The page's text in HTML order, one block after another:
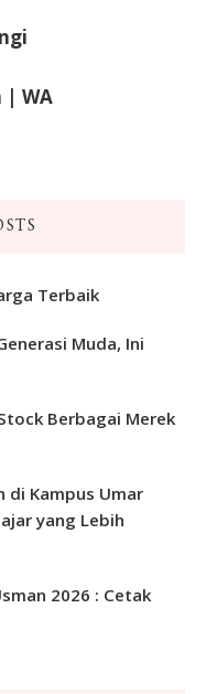
| WA
Terbaik
Muda, Ini
Berbagai Merek
di Kampus Umar
yang Lebih
2026 : Cetak